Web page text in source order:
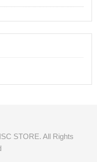
STORE. All Rights